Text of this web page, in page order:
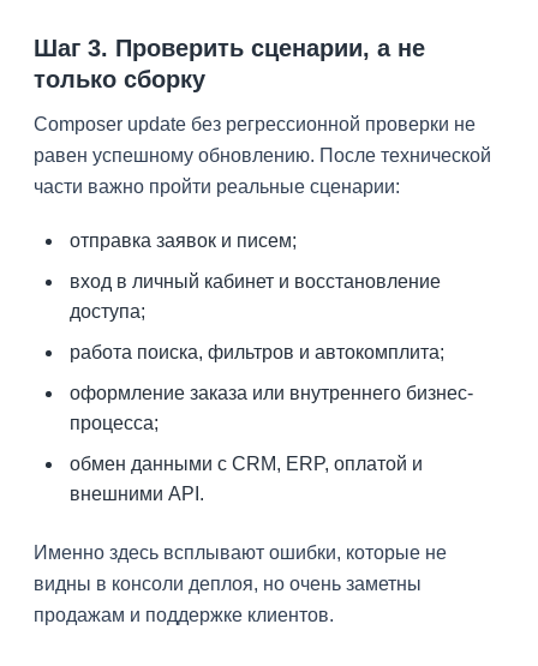
Шаг 3. Проверить сценарии, а не
только сборку
Composer update без регрессионной проверки не
равен успешному обновлению. После технической
части важно пройти реальные сценарии:
отправка заявок и писем;
вход в личный кабинет и восстановление
доступа;
работа поиска, фильтров и автокомплита;
оформление заказа или внутреннего бизнес-
процесса;
обмен данными с CRM, ERP, оплатой и
внешними API.
Именно здесь всплывают ошибки, которые не
видны в консоли деплоя, но очень заметны
продажам и поддержке клиентов.